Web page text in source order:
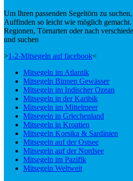
Um Ihren passenden Segeltörn zu
Auffinden so leicht wie möglich
Regionen, Törnarten oder nach
und suchen
>1-2-Mitsegeln auf facebook<
Mitsegeln im Atlantik
Mitsegeln Binnen Gewässer
Mitsegeln im Indischer Ozean
Mitsegeln in der Karibik
Mitsegeln im Mittelmeer
Mitsegeln in Griechenland
Mitsegeln in Kroatien
Mitsegeln Korsika & Sardinien
Mitsegeln auf der Ostsee
Mitsegeln auf der Nordsee
Mitsegeln im Pazifik
Mitsegeln Weltweit